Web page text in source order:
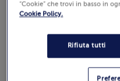
Difficoltà:
Recensioni(0)
“Cookie” che trovi in basso in
Cookie Policy.
Rifiuta tutti